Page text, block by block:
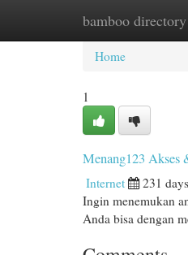
bamboo directory
Home New
Home
1
Menang123 Akses
Internet 231
Ingin menemukan
Anda bisa dengan